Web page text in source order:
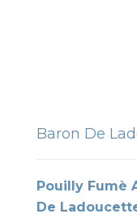
Baron De
Pouilly Fumè
De